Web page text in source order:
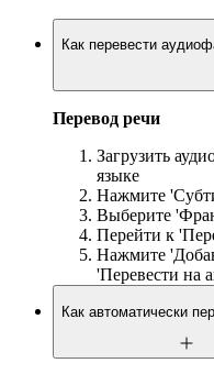
Как перевести
Перевод речи
Загрузить
языке
Нажмите
Выберите
Перейти к
Нажмите
'Перевести на
Как автоматически